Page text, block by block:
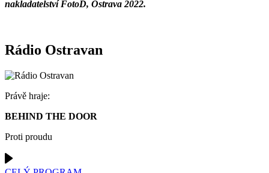
nakladatelství FotoD, Ostrava 2022.
Rádio Ostravan
Právě hraje:
BEHIND THE DOOR
Proti proudu